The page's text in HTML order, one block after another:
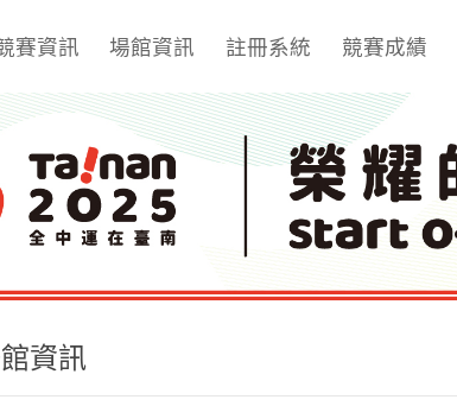
賽資訊 場館資訊 註冊系統 競賽成績
資訊